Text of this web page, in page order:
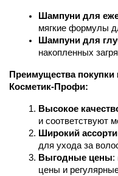
Шампуни для
мягкие формулы
Шампуни для
накопленных
Преимущества
Косметик-Профи:
Высокое
и соответствуют
Широкий
для ухода за
Выгодные цены:
цены и